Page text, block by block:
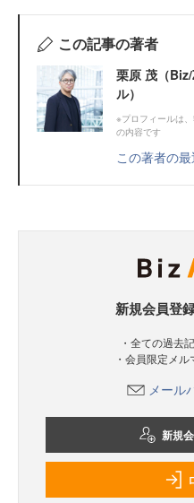
この記事の著者
栗原 茂（
ル）
※プロフィールは
の内容です
この著者の
新規会員登
・全ての過去
・会員限定メ
メール
新規